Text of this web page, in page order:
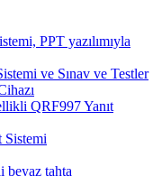
PPT yazılımıyla
ve Sınav ve Testler
QRF997 Yanıt
Sistemi
tahta